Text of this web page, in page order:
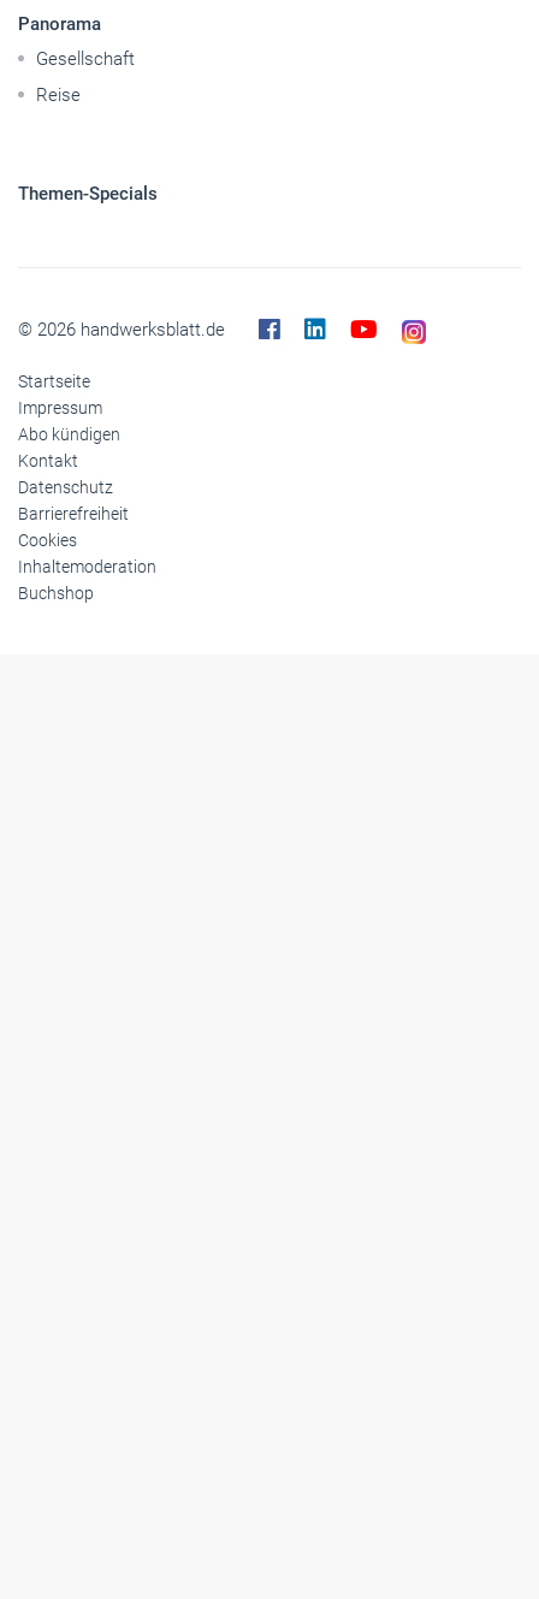
Panorama
Gesellschaft
Reise
Themen-Specials
© 2026 handwerksblatt.de
Startseite
Impressum
Abo kündigen
Kontakt
Datenschutz
Barrierefreiheit
Cookies
Inhaltemoderation
Buchshop